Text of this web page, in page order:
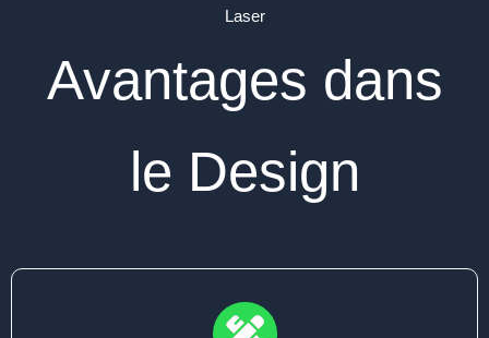
Laser
Avantages dans
le Design